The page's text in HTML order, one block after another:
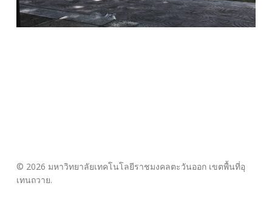
© 2026 มหาวิทยาลัยเทคโนโลยีราชมงคลตะวันออก เขตพื้นที่อุ
เทนถวาย.